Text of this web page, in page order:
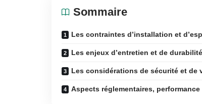
Sommaire
Les contraintes d’installation et
Les enjeux d’entretien et de durabilité
Les considérations de sécurité et de
Aspects réglementaires,